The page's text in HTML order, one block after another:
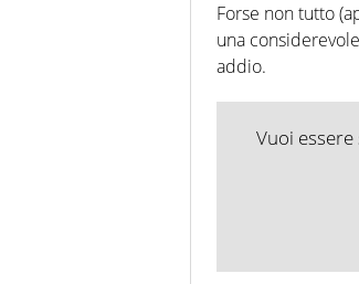
Forse non tutto
una
addio.
Vuoi